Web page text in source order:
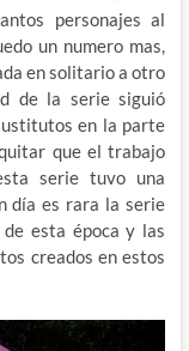
personajes al
un numero mas,
en solitario a otro
de la serie siguió
en la parte
que el trabajo
serie tuvo una
día es rara la serie
esta época y las
creados en estos